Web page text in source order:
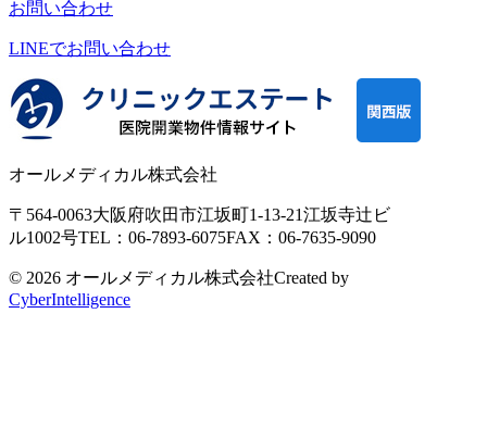
お問い合わせ
LINEでお問い合わせ
オールメディカル株式会社
〒564-0063大阪府吹田市江坂町1-13-21江坂寺辻ビ
ル1002号TEL：06-7893-6075FAX：06-7635-9090
© 2026 オールメディカル株式会社Created by
CyberIntelligence